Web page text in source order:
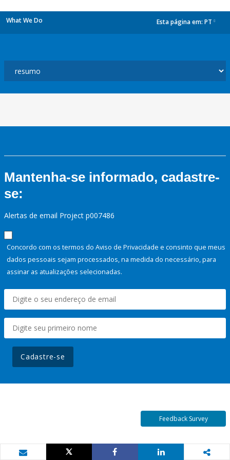
What We Do Esta página em: PT
Mantenha-se informado, cadastre-
se:
Alertas de email Project p007486
Concordo com os termos do Aviso de Privacidade e consinto que meus
dados pessoais sejam processados, na medida do necessário, para
assinar as atualizações selecionadas.
Cadastre-se
Feedback Survey